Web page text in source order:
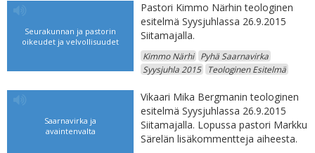
Seurakunnan ja pastorin
oikeudet ja velvollisuudet
Pastori Kimmo Närhin teologinen
esitelmä Syysjuhlassa 26.9.2015
Siitamajalla.
Kimmo Närhi
Pyhä Saarnavirka
Syysjuhla 2015
Teologinen Esitelmä
Saarnavirka ja
avaintenvalta
Vikaari Mika Bergmanin teologinen
esitelmä Syysjuhlassa 26.9.2015
Siitamajalla. Lopussa pastori Markku
Särelän lisäkommentteja aiheesta.